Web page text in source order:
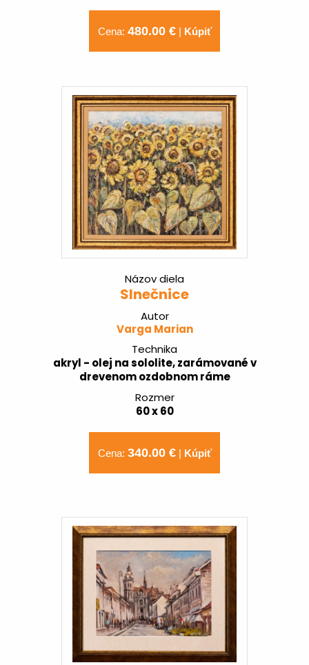
Cena: 480.00 €| Kúpiť
Názov diela
Slnečnice
Autor
Varga Marian
Technika
akryl - olej na sololite, zarámované v
drevenom ozdobnom ráme
Rozmer
60 x 60
Cena: 340.00 €| Kúpiť